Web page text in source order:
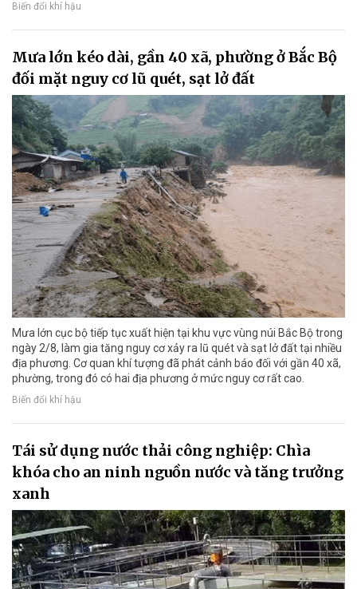
Biến đổi khí hậu
Mưa lớn kéo dài, gần 40 xã, phường ở Bắc Bộ
đối mặt nguy cơ lũ quét, sạt lở đất
Mưa lớn cục bộ tiếp tục xuất hiện tại khu vực vùng núi Bắc Bộ trong
ngày 2/8, làm gia tăng nguy cơ xảy ra lũ quét và sạt lở đất tại nhiều
địa phương. Cơ quan khí tượng đã phát cảnh báo đối với gần 40 xã,
phường, trong đó có hai địa phương ở mức nguy cơ rất cao.
Biến đổi khí hậu
Tái sử dụng nước thải công nghiệp: Chìa
khóa cho an ninh nguồn nước và tăng trưởng
xanh